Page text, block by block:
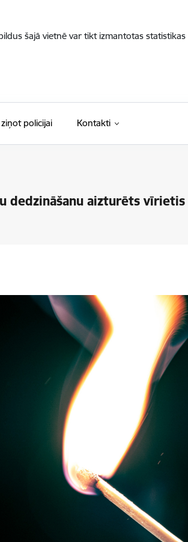
šajā vietnē var tikt izmantotas
ziņot policijai Kontakti
dedzināšanu aizturēts vīrietis